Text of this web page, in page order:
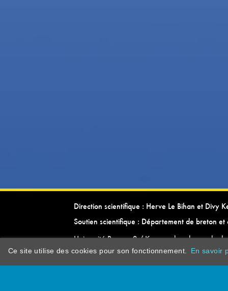
Direction scientifique : Herve Le Bihan et Divy
Soutien scientifique : Département de breton et
Université Rennes 2 / Kevrenn brezhoneg ha
Ce site utilise des cookies pour son fonctionnement. En savoir